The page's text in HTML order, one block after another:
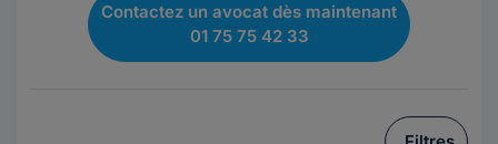
Contactez un avocat dès maintenant
01 75 75 42 33